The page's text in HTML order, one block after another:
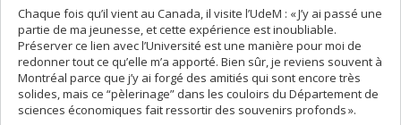
Chaque fois qu’il vient au Canada, il visite l’UdeM : « J’y ai passé une
partie de ma jeunesse, et cette expérience est inoubliable.
Préserver ce lien avec l’Université est une manière pour moi de
redonner tout ce qu’elle m’a apporté. Bien sûr, je reviens souvent à
Montréal parce que j’y ai forgé des amitiés qui sont encore très
solides, mais ce “pèlerinage” dans les couloirs du Département de
sciences économiques fait ressortir des souvenirs profonds ».